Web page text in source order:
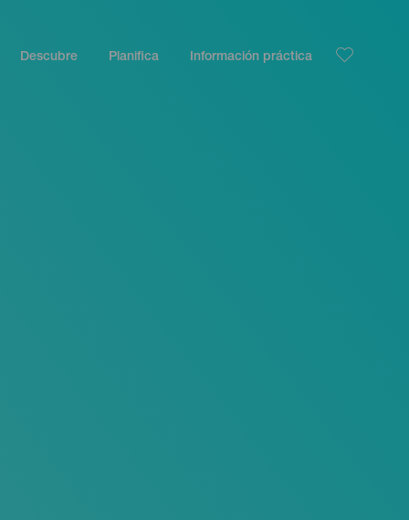
Descubre Planifica Información práctica